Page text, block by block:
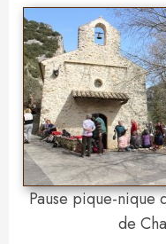
Pause pique-nique
de